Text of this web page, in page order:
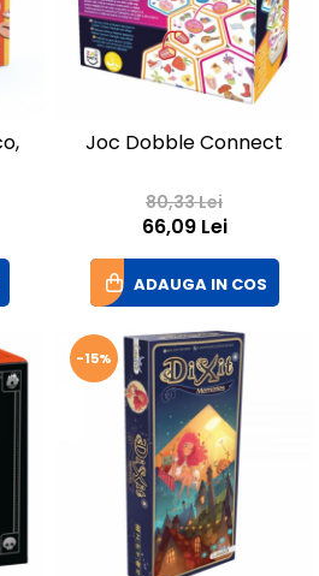
Joc Dobble Connect
80,33 Lei
66,09 Lei
ADAUGA IN COS
-15%